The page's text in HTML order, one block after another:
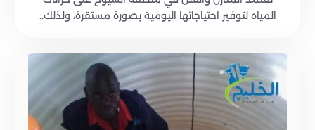
المياه لتوفير احتياجاتها اليومية بصورة مستقرة، ولذلك..